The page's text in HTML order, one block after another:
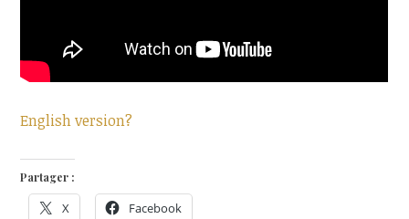
English version?
Partager :
X Facebook